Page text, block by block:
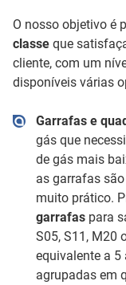
O nosso objetivo é
classe que
cliente, com um
disponíveis várias
Garrafas e
gás que
de gás mais
as garrafas
muito prático.
garrafaspara
S05, S11, M20
equivalente a 5
agrupadas em